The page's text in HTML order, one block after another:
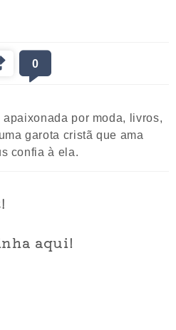
0
por moda, livros,
garota cristã que ama
confia à ela.
aqui!